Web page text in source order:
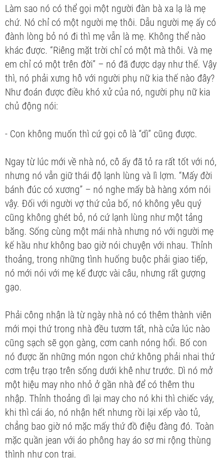
Làm sao nó có thể gọi một người đàn bà xa lạ là mẹ
chứ. Nó chỉ có một người mẹ thôi. Dẫu người mẹ ấy có
đành lòng bỏ nó đi thì mẹ vẫn là mẹ. Không thể nào
khác được. “Riêng mặt trời chỉ có một mà thôi. Và mẹ
em chỉ có một trên đời” – nó đã được dạy như thế. Vậy
thì, nó phải xưng hô với người phụ nữ kia thế nào đây?
Như đoán được điều khó xử của nó, người phụ nữ kia
chủ động nói:
- Con không muốn thì cứ gọi cô là “dì” cũng được.
Ngay từ lúc mới về nhà nó, cô ấy đã tỏ ra rất tốt với nó,
nhưng nó vẫn giữ thái độ lạnh lùng và lì lợm. “Mấy đời
bánh đúc có xương” – nó nghe mấy bà hàng xóm nói
vậy. Đối với người vợ thứ của bố, nó không yêu quý
cũng không ghét bỏ, nó cứ lạnh lùng như một tảng
băng. Sống cùng một mái nhà nhưng nó với người mẹ
kế hầu như không bao giờ nói chuyện với nhau. Thỉnh
thoảng, trong những tình huống buộc phải giao tiếp,
nó mới nói với mẹ kế được vài câu, nhưng rất gượng
gạo.
Phải công nhận là từ ngày nhà nó có thêm thành viên
mới mọi thứ trong nhà đều tươm tất, nhà cửa lúc nào
cũng sạch sẽ gọn gàng, cơm canh nóng hổi. Bố con
nó được ăn những món ngon chứ không phải nhai thứ
cơm trệu trạo trên sống dưới khê như trước. Dì nó mở
một hiệu may nho nhỏ ở gần nhà để có thêm thu
nhập. Thỉnh thoảng dì lại may cho nó khi thì chiếc váy,
khi thì cái áo, nó nhận hết nhưng rồi lại xếp vào tủ,
chẳng bao giờ nó mặc mấy thứ đồ điệu đàng đó. Toàn
mặc quần jean với áo phông hay áo sơ mi rộng thùng
thình như con trai.